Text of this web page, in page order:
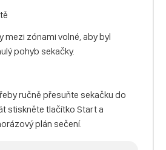
mezi zónami volné, aby byl
pohyb sekačky.
ručně přesuňte sekačku do
stiskněte tlačítko Start a
plán sečení.